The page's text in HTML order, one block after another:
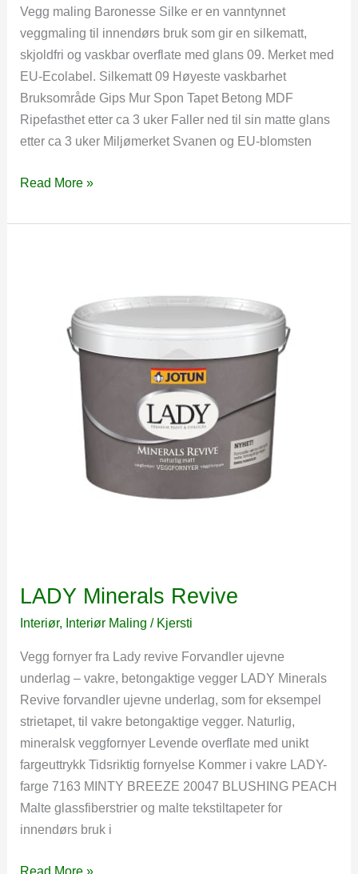
Vegg maling Baronesse Silke er en vanntynnet
veggmaling til innendørs bruk som gir en silkematt,
skjoldfri og vaskbar overflate med glans 09. Merket med
EU-Ecolabel. Silkematt 09 Høyeste vaskbarhet
Bruksområde Gips Mur Spon Tapet Betong MDF
Ripefasthet etter ca 3 uker Faller ned til sin matte glans
etter ca 3 uker Miljømerket Svanen og EU-blomsten
Baroness
Read More »
LADY Minerals Revive
Interiør, Interiør Maling / Kjersti
Vegg fornyer fra Lady revive Forvandler ujevne
underlag – vakre, betongaktige vegger LADY Minerals
Revive forvandler ujevne underlag, som for eksempel
strietapet, til vakre betongaktige vegger. Naturlig,
mineralsk veggfornyer Levende overflate med unikt
fargeuttrykk Tidsriktig fornyelse Kommer i vakre LADY-
farge 7163 MINTY BREEZE 20047 BLUSHING PEACH
Malte glassfiberstrier og malte tekstiltapeter for
innendørs bruk i
LADY
Read More »